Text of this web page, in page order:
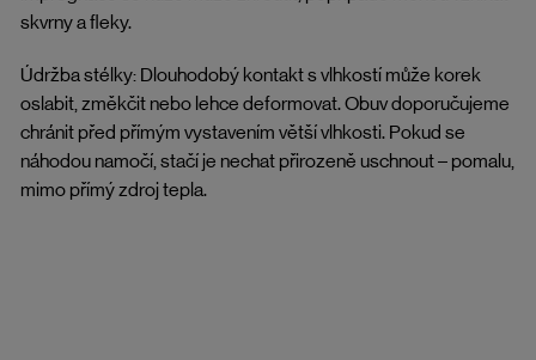
skvrny a fleky.
Údržba stélky: Dlouhodobý kontakt s vlhkostí může korek
oslabit, změkčit nebo lehce deformovat. Obuv doporučujeme
chránit před přímým vystavením větší vlhkosti. Pokud se
náhodou namočí, stačí je nechat přirozeně uschnout – pomalu,
mimo přímý zdroj tepla.